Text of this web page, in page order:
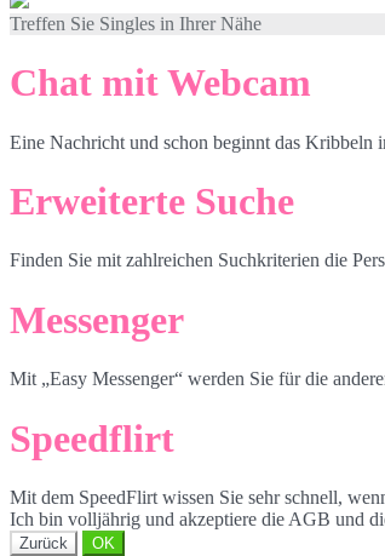
Treffen Sie Singles in Ihrer Nähe
Chat mit Webcam
Eine Nachricht und schon beginnt das Kribbeln
Erweiterte Suche
Finden Sie mit zahlreichen Suchkriterien die
Messenger
Mit „Easy Messenger“ werden Sie für die
Speedflirt
Mit dem SpeedFlirt wissen Sie sehr schnell,
Ich bin volljährig und akzeptiere die AGB und
Zurück OK